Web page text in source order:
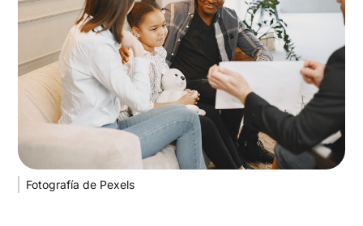
Fotografía de Pexels